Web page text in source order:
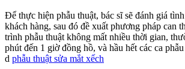
Để thực hiện phẫu thuật, bác sĩ sẽ đánh giá
khách hàng, sau đó đề xuất phương pháp can
trình phẫu thuật không mất nhiều thời gian,
phút đến 1 giờ đồng hồ, và hầu hết các ca
d phẫu thuật sửa mắt xếch